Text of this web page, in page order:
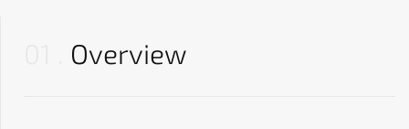
Overview